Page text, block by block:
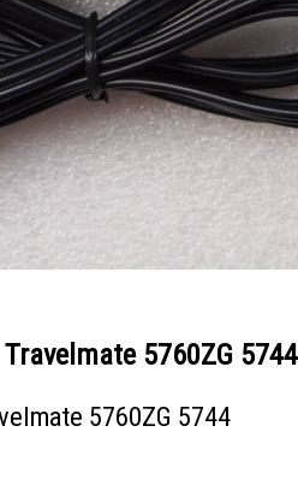
5760ZG 5744
5760ZG 5744